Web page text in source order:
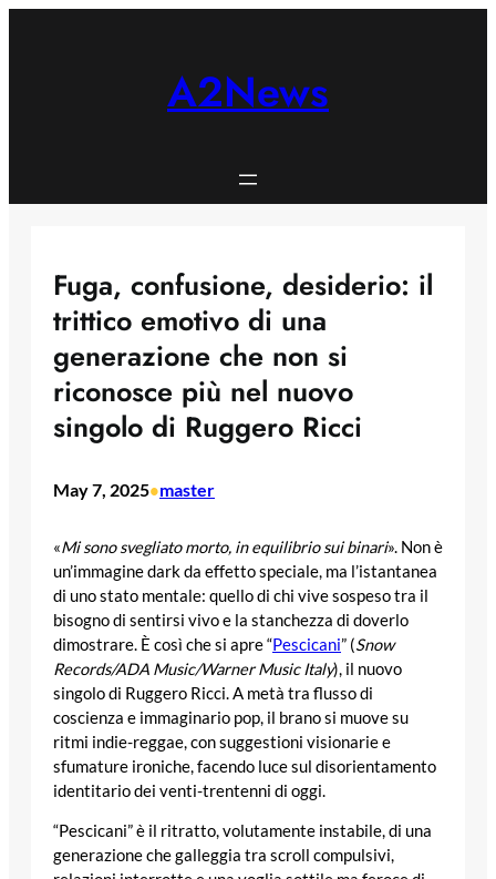
A2News
Fuga, confusione, desiderio: il
trittico emotivo di una
generazione che non si
riconosce più nel nuovo
singolo di Ruggero Ricci
May 7, 2025•master
«Mi sono svegliato morto, in equilibrio sui binari». Non è
un’immagine dark da effetto speciale, ma l’istantanea
di uno stato mentale: quello di chi vive sospeso tra il
bisogno di sentirsi vivo e la stanchezza di doverlo
dimostrare. È così che si apre “Pescicani” (Snow
Records/ADA Music/Warner Music Italy), il nuovo
singolo di Ruggero Ricci. A metà tra flusso di
coscienza e immaginario pop, il brano si muove su
ritmi indie-reggae, con suggestioni visionarie e
sfumature ironiche, facendo luce sul disorientamento
identitario dei venti-trentenni di oggi.
“Pescicani” è il ritratto, volutamente instabile, di una
generazione che galleggia tra scroll compulsivi,